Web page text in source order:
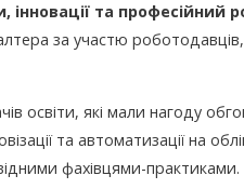
та професійний
за участю роботодавців,
освіти, які мали нагоду
та автоматизації на
фахівцями-практиками.